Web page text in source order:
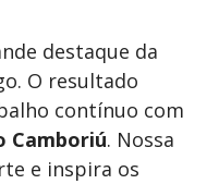
destaque da
O resultado
contínuo com
Camboriú. Nossa
e inspira os